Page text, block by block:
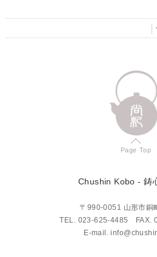
Page Top
Chushin Kobo - 鋳
〒990-0051 山形市
TEL. 023-625-4485
FAX.
E-mail.